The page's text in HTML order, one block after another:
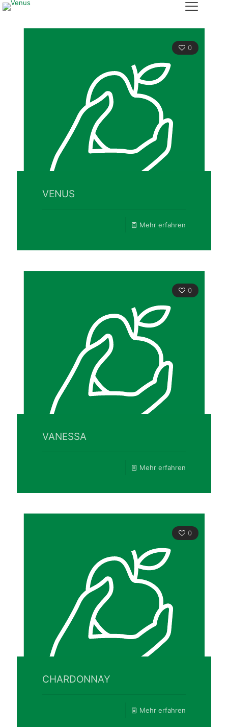
0
VENUS
Mehr erfahren
0
VANESSA
Mehr erfahren
0
CHARDONNAY
Mehr erfahren